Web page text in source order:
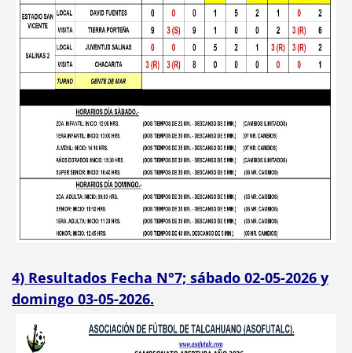
4) Resultados Fecha N°7; sábado 02-05-2026 y
domingo 03-05-2026.